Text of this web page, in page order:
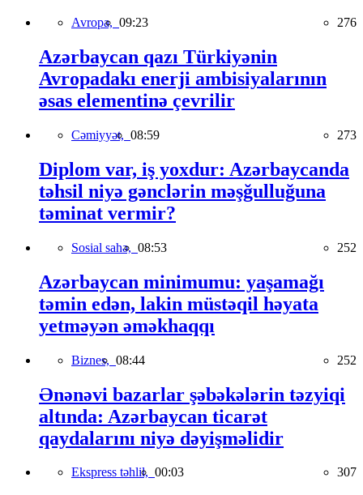
Avropa, 09:23 276
Azərbaycan qazı Türkiyənin
Avropadakı enerji ambisiyalarının
əsas elementinə çevrilir
Cəmiyyət, 08:59 273
Diplom var, iş yoxdur: Azərbaycanda
təhsil niyə gənclərin məşğulluğuna
təminat vermir?
Sosial sahə, 08:53 252
Azərbaycan minimumu: yaşamağı
təmin edən, lakin müstəqil həyata
yetməyən əməkhaqqı
Biznes, 08:44 252
Ənənəvi bazarlar şəbəkələrin təzyiqi
altında: Azərbaycan ticarət
qaydalarını niyə dəyişməlidir
Ekspress təhlil, 00:03 307